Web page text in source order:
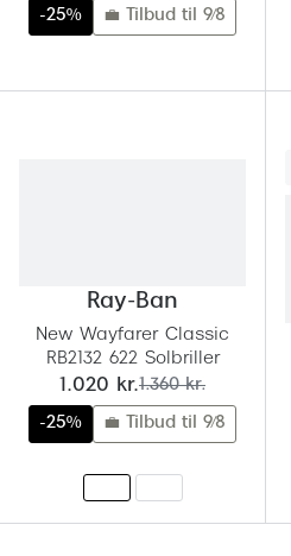
Tilskud til briller
Form og farve
Sorte briller
Pilotbriller
Gennemsigtige briller
Røde briller
-25% 💼 Tilbud til 9/8
Ray-Ban
New Wayfarer Classic
RB2132 622 Solbriller
nu:
1.020 kr.før:
1.360 kr.
-25% 💼 Tilbud til 9/8